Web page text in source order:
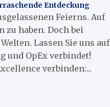
Entdeckung
Feierns. Auf
zu haben. Doch bei
Lassen Sie uns auf
und OpEx verbindet!
verbinden:...